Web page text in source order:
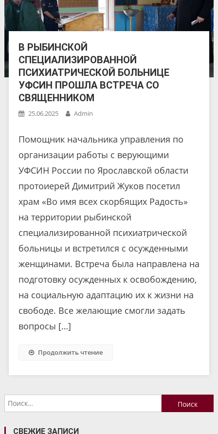
В РЫБИНСКОЙ
СПЕЦИАЛИЗИРОВАННОЙ
ПСИХИАТРИЧЕСКОЙ БОЛЬНИЦЕ
УФСИН ПРОШЛА ВСТРЕЧА СО
СВЯЩЕННИКОМ
25.06.2025 Admin
Помощник начальника управления по
организации работы с верующими
УФСИН России по Ярославской области
протоиерей Димитрий Жуков посетил
храм «Во имя всех скорбящих Радость»
на территории рыбинской
специализированной психиатрической
больницы и встретился с осужденными
женщинами. Встреча была направлена на
подготовку осужденных к освобождению,
на социальную адаптацию их к жизни на
свободе. Все желающие смогли задать
вопросы […]
Продолжить чтение
Найти:
СВЕЖИЕ ЗАПИСИ